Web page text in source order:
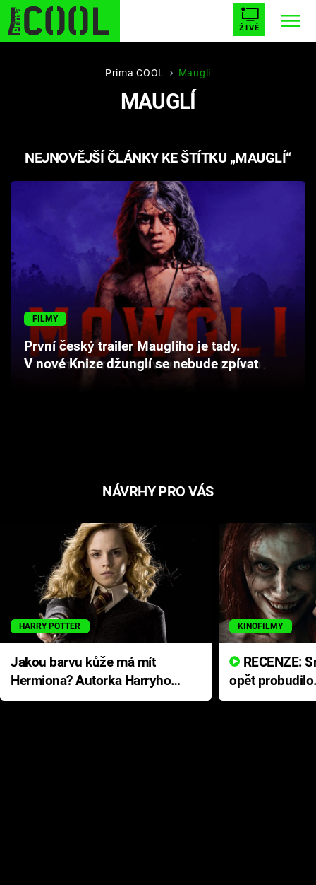
ŽIVĚ
STARHOUSE BUFFY, PŘEMOŽITELKA UPÍRŮ
PLNEJ KOTEL AVENGERS 5
Seriály
Cool Esport
Pořady
Prima COOL Mauglí
MAUGLÍ
NEJNOVĚJŠÍ ČLÁNKY KE ŠTÍTKU „MAUGLÍ“
FILMY
První český trailer Mauglího je tady.
V nové Knize džunglí se nebude zpívat
NÁVRHY PRO VÁS
HARRY POTTER
Jakou barvu kůže má mít
Hermiona? Autorka Harryho
Pottera přišla s ráznou
KINOFILMY
opět
přichází s